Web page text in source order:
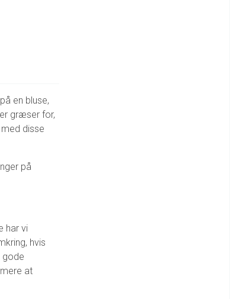
en bluse,
græser for,
disse
på
har vi
hvis
gode
at